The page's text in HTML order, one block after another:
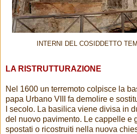
INTERNI DEL COSIDDETTO
LA RISTRUTTURAZIONE
Nel 1600 un terremoto colpisce la
papa Urbano VIII fa demolire e
I secolo. La basilica viene divisa in
del nuovo pavimento. Le cappelle e
spostati o ricostruiti nella nuova